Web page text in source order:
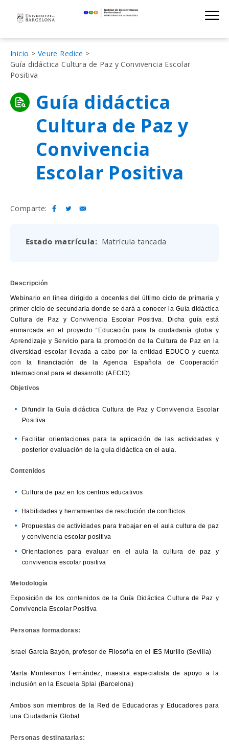
navigation
Institut de
Sobrescribir
enlaces
de
ayuda
navegación
Inicio
Veure Redice
Guía didáctica Cultura de Paz y Convivencia Escolar
Positiva
Guía didáctica
Cultura de Paz y
Convivencia
Escolar Positiva
Comparte:
Estado matrícula Matrícula tancada
Descripción
Webinario en línea dirigido a docentes del último ciclo de primaria y
primer ciclo de secundaria donde se dará a conocer la Guía didáctica
Cultura de Paz y Convivencia Escolar Positiva. Dicha guía está
enmarcada en el proyecto “Educación para la ciudadanía globa y
Aprendizaje y Servicio para la promoción de la Cultura de Paz en la
diversidad escolar llevada a cabo por la entidad EDUCO y cuenta
con la financiación de la Agencia Española de Cooperación
Internacional para el desarrollo (AECID).
Objetivos
Difundir la Guía didáctica Cultura de Paz y Convivencia Escolar
Positiva
Facilitar orientaciones para la aplicación de las actividades y
posterior evaluación de la guía didáctica en el aula.
Contenidos
Cultura de paz en los centros educativos
Habilidades y herramientas de resolución de conflictos
Propuestas de actividades para trabajar en el aula cultura de paz
y convivencia escolar positiva
Orientaciones para evaluar en el aula la cultura de paz y
convivencia escolar positiva
Metodología
Exposición de los contenidos de la Guía Didáctica Cultura de Paz y
Convivencia Escolar Positiva
Personas formadoras:
Israel García Bayón, profesor de Filosofía en el IES Murillo (Sevilla)
Marta Montesinos Fernández, maestra especialista de apoyo a la
inclusión en la Escuela Splai (Barcelona)
Ambos son miembros de la Red de Educadoras y Educadores para
una Ciudadanía Global.
Personas destinatarias: